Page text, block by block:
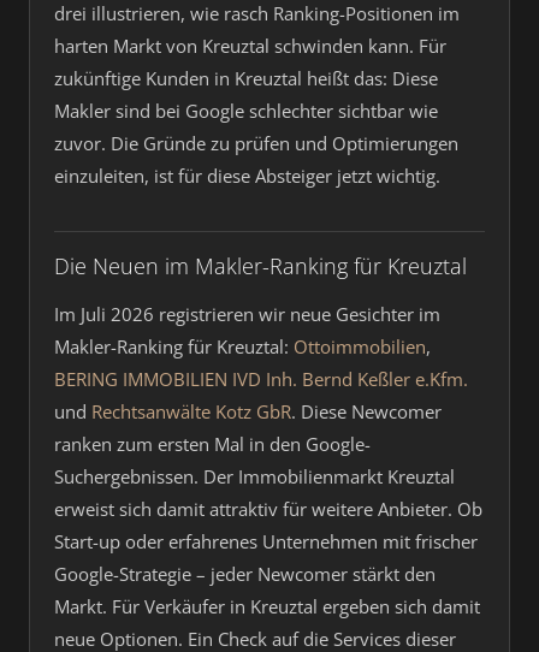
drei illustrieren, wie rasch Ranking-Positionen im
harten Markt von Kreuztal schwinden kann. Für
zukünftige Kunden in Kreuztal heißt das: Diese
Makler sind bei Google schlechter sichtbar wie
zuvor. Die Gründe zu prüfen und Optimierungen
einzuleiten, ist für diese Absteiger jetzt wichtig.
Die Neuen im Makler-Ranking für Kreuztal
Im Juli 2026 registrieren wir neue Gesichter im
Makler-Ranking für Kreuztal: Ottoimmobilien,
BERING IMMOBILIEN IVD Inh. Bernd Keßler e.Kfm.
und Rechtsanwälte Kotz GbR. Diese Newcomer
ranken zum ersten Mal in den Google-
Suchergebnissen. Der Immobilienmarkt Kreuztal
erweist sich damit attraktiv für weitere Anbieter. Ob
Start-up oder erfahrenes Unternehmen mit frischer
Google-Strategie – jeder Newcomer stärkt den
Markt. Für Verkäufer in Kreuztal ergeben sich damit
neue Optionen. Ein Check auf die Services dieser